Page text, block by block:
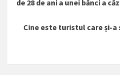
mult
de 28 de ani a unei bănci a
Cine este turistul care și-a